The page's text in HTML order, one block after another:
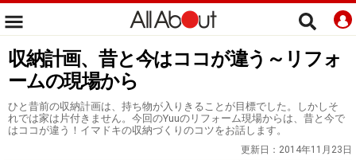
収納計画、昔と今はココが違う～リフォ
ームの現場から
ひと昔前の収納計画は、持ち物が入りきることが目標でした。しかしそ
れでは家は片付きません。今回のYuuのリフォーム現場からは、昔と今で
はココが違う！イマドキの収納づくりのコツをお話します。
更新日： 2014年11月23日